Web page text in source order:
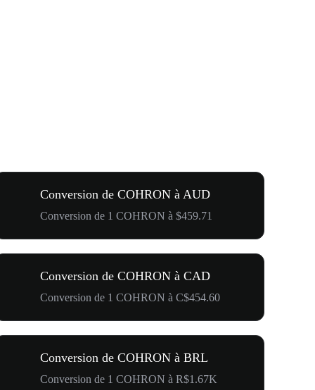
Conversion de COHRON à AUD
Conversion de 1 COHRON à $459.71
Conversion de COHRON à CAD
Conversion de 1 COHRON à C$454.60
Conversion de COHRON à BRL
Conversion de 1 COHRON à R$1.67K